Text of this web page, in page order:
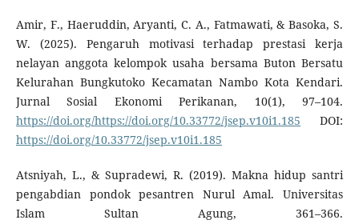
Amir, F., Haeruddin, Aryanti, C. A., Fatmawati, & Basoka, S.
W. (2025). Pengaruh motivasi terhadap prestasi kerja
nelayan anggota kelompok usaha bersama Buton Bersatu
Kelurahan Bungkutoko Kecamatan Nambo Kota Kendari.
Jurnal Sosial Ekonomi Perikanan, 10(1), 97–104.
https://doi.org/https://doi.org/10.33772/jsep.v10i1.185 DOI:
https://doi.org/10.33772/jsep.v10i1.185
Atsniyah, L., & Supradewi, R. (2019). Makna hidup santri
pengabdian pondok pesantren Nurul Amal. Universitas
Islam Sultan Agung, 361–366.